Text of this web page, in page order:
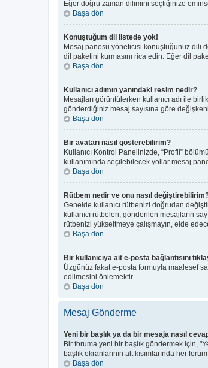
Eğer doğru zaman dilimini seçtiğinize
Başa dön
Konuştuğum dil listede yok!
Mesaj panosu yöneticisi konuştuğunuz dili
dil paketini kurmasını rica edin. Eğer dil
Başa dön
Kullanıcı adımın yanındaki resim nedir?
Mesajları görüntülerken kullanıcı adı ile
gönderdiğiniz mesaj sayısına göre
Başa dön
Bir avatarı nasıl gösterebilirim?
Kullanıcı Kontrol Panelinizde, “Profil”
kullanımında seçilebilecek yollar mesaj
Başa dön
Rütbem nedir ve onu nasıl
Genelde kullanıcı rütbenizi doğrudan
kullanıcı rütbeleri, gönderilen mesajların
rütbenizi yükseltmeye çalışmayın, elde
Başa dön
Bir kullanıcıya ait e-posta bağlantısını
Üzgünüz fakat e-posta formuyla maalesef
edilmesini önlemektir.
Başa dön
Mesaj Gönderme
Yeni bir başlık ya da bir mesaja nasıl
Bir foruma yeni bir başlık göndermek için,
başlık ekranlarının alt kısımlarında her
Başa dön